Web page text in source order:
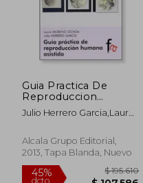
Guia Practica De
Reproduccion
Humana Asistida
Julio Herrero Garcia,Laura
Alcala Grupo Editorial,
2013, Tapa Blanda, Nuevo